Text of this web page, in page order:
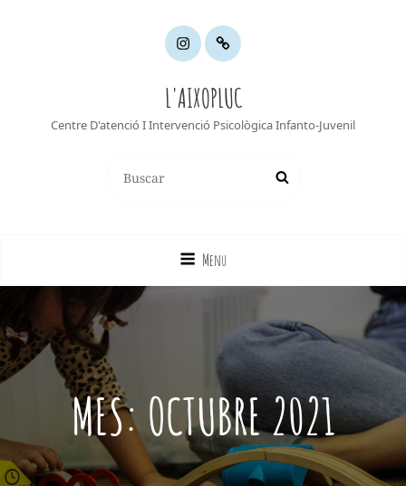
INSTAGRAM
YOUTUBE
L'AIXOPLUC
Centre D'atenció I Intervenció Psicològica Infanto-Juvenil
Buscar
Menu
MES:OCTUBRE 2021